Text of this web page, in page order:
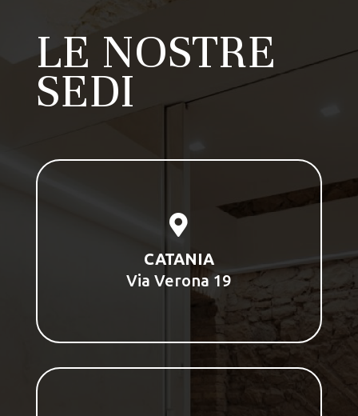
LE NOSTRE
SEDI

CATANIA
Via Verona 19